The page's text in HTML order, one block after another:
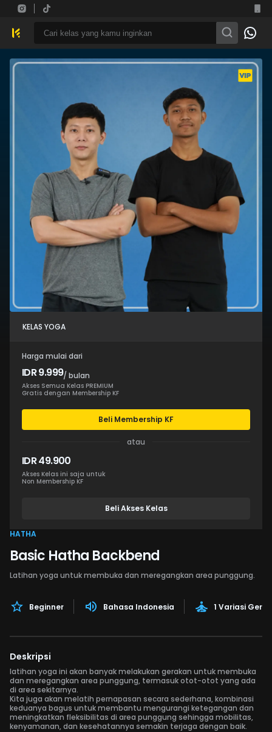
KELAS YOGA
Harga mulai dari
IDR 9.999/ bulan
Akses Semua Kelas PREMIUM
Gratis dengan Membership KF
Beli Membership KF
atau
IDR 49.900
Akses Kelas ini saja untuk
Non Membership KF
Beli Akses Kelas
HATHA
Basic Hatha Backbend
Latihan yoga untuk membuka dan meregangkan area punggung.
Beginner Bahasa Indonesia 1 Variasi
Deskripsi
latihan yoga ini akan banyak melakukan gerakan untuk membuka
dan meregangkan area punggung, termasuk otot-otot yang ada
di area sekitarnya.
Kita juga akan melatih pernapasan secara sederhana, kombinasi
keduanya bagus untuk membantu mengurangi ketegangan dan
meningkatkan fleksibilitas di area punggung sehingga mobilitas,
kenyamanan, dan kesehatannya semakin terjaga dengan baik.